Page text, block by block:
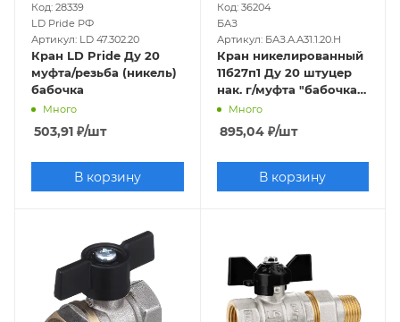
Код: 28339
LD Pride РФ
Артикул: LD 47.302.20
Кран LD Pride Ду 20
муфта/резьба (никель)
бабочка
Много
503,91 ₽/шт
В корзину
Код: 36204
БАЗ
Артикул: БАЗ.А.А31.1.20.Н
Кран никелированный
11б27п1 Ду 20 штуцер
нак. г/муфта "бабочка"
(серия - ГОСТ)
Много
895,04₽/шт
В корзину